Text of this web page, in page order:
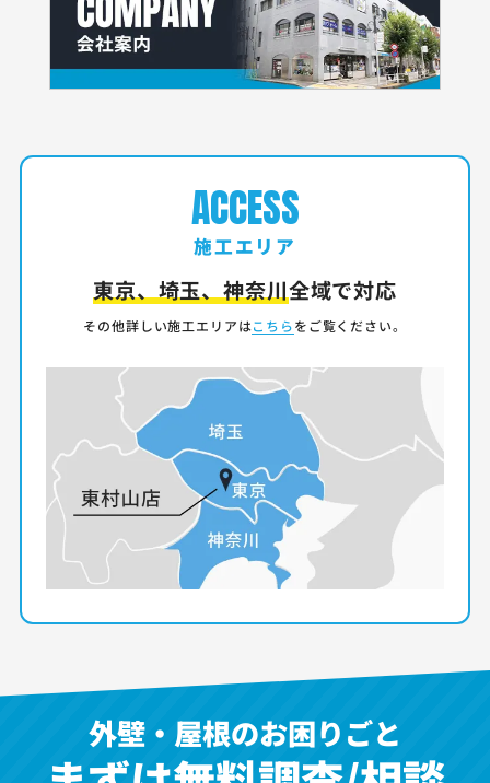
ACCESS
施工エリア
東京、埼玉、神奈川全域で対応
その他詳しい施工エリアはこちらをご覧ください。
外壁・屋根のお困りごと